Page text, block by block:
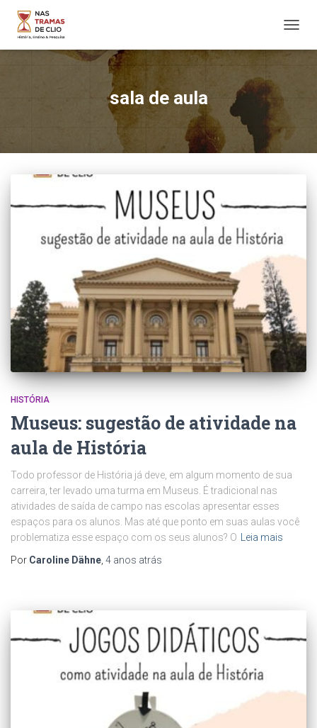
sala de aula
HISTÓRIA
Museus: sugestão de atividade na
aula de História
Todo professor de História já deve, em algum momento de sua
carreira, ter levado uma turma em Museus. É tradicional nas
atividades de saída de campo nas escolas apresentar esses
espaços para os alunos. Mas até que ponto em suas aulas você
problematiza esse espaço com os seus alunos? O
Leia mais
Por Caroline Dähne 4 anos atrás